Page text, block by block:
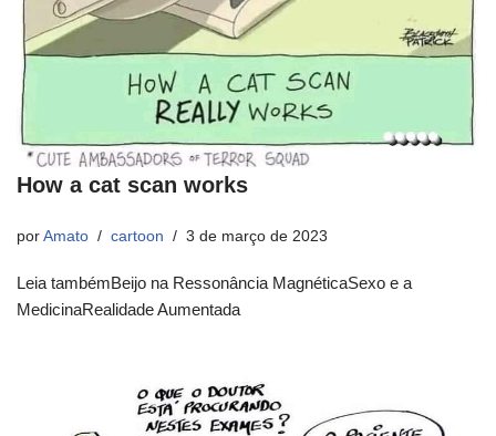
How a cat scan works
por Amato cartoon 3 de março de 2023
Leia tambémBeijo na Ressonância MagnéticaSexo e a
MedicinaRealidade Aumentada